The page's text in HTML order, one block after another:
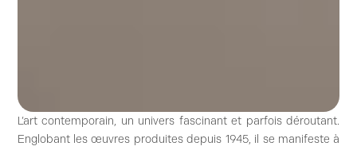
L’art contemporain, un univers fascinant et parfois déroutant.
Englobant les œuvres produites depuis 1945, il se manifeste à